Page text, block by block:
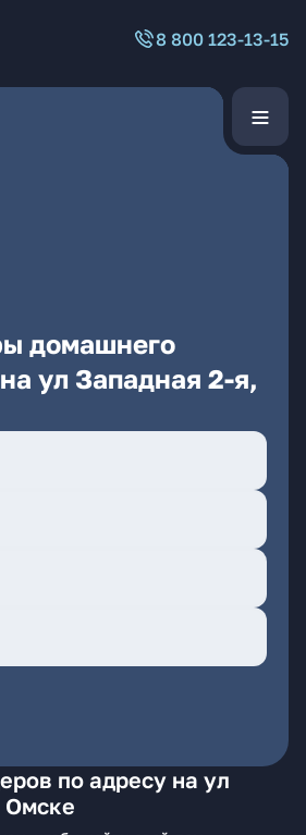
8 800 123-13-15
домашнего
ул Западная 2-я,
по адресу на ул
Омске